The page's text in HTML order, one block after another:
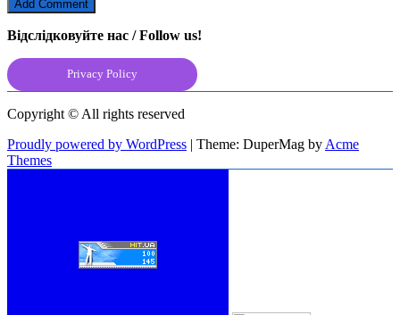
Відслідковуйте нас / Follow us!
Privacy Policy
Copyright © All rights reserved
Proudly powered by WordPress | Theme: DuperMag by Acme
Themes